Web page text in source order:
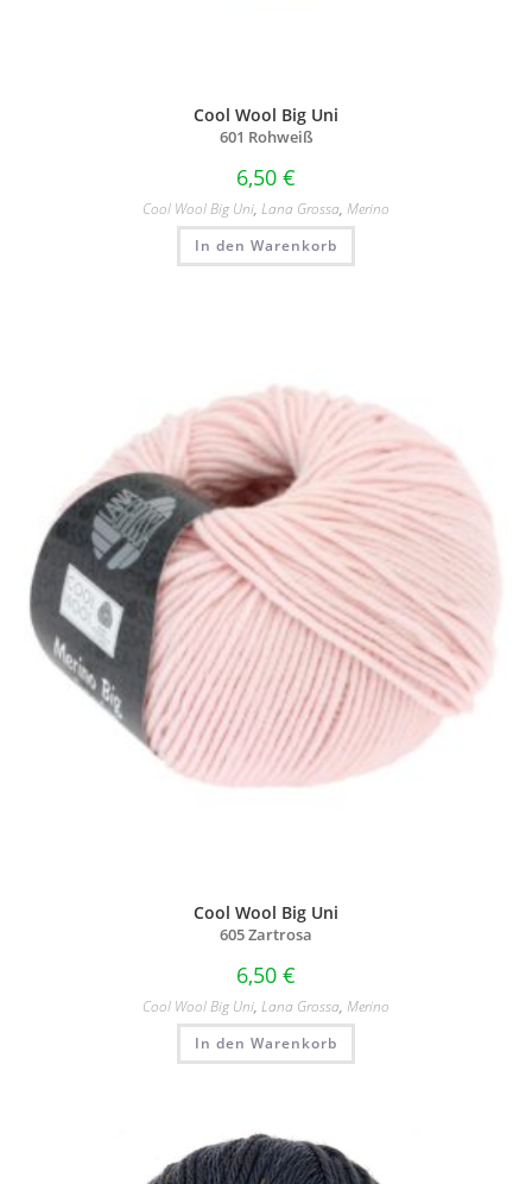
Cool Wool Big Uni
601 Rohweiß
6,50 €
Cool Wool Big Uni, Lana Grossa, Merino
In den Warenkorb
Cool Wool Big Uni
605 Zartrosa
6,50 €
Cool Wool Big Uni, Lana Grossa, Merino
In den Warenkorb